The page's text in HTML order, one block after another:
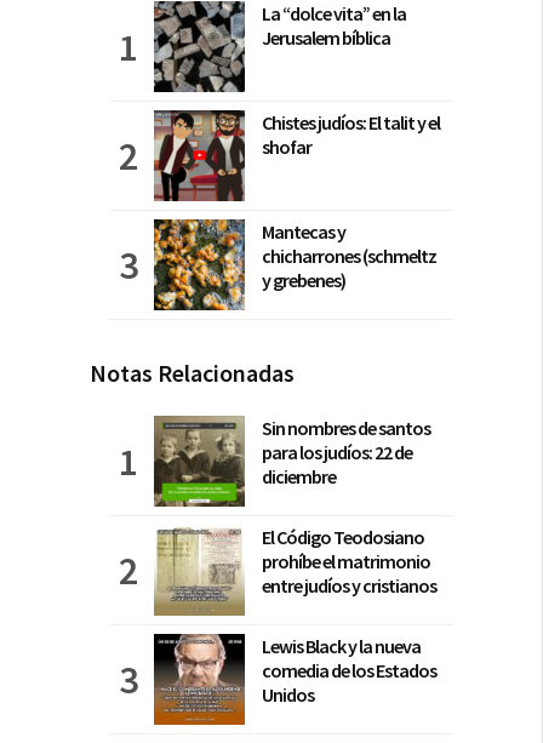
La “dolce vita” en la
Jerusalem bíblica
Chistes judíos: El talit y el
shofar
Mantecas y
chicharrones (schmeltz
y grebenes)
Notas Relacionadas
Sin nombres de santos
para los judíos: 22 de
diciembre
El Código Teodosiano
prohíbe el matrimonio
entre judíos y cristianos
Lewis Black y la nueva
comedia de los Estados
Unidos